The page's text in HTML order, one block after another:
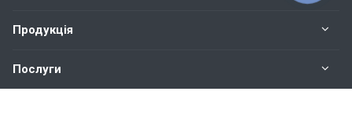
Продукція
Послуги